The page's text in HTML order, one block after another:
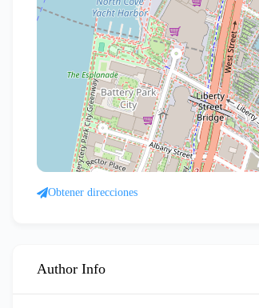
Obtener direcciones
Author Info